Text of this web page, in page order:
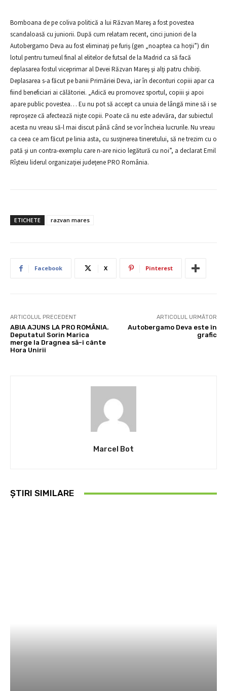
Bomboana de pe coliva politică a lui Răzvan Mareş a fost povestea
scandaloasă cu juniorii. După cum relatam recent, cinci juniori de la
Autobergamo Deva au fost eliminaţi pe furiş (gen „noaptea ca hoţii”) din
lotul pentru turneul final al elitelor de futsal de la Madrid ca să facă
deplasarea fostul viceprimar al Devei Răzvan Mareş şi alţi patru chibiţi.
Deplasarea s-a făcut pe banii Primăriei Deva, iar în deconturi copiii apar ca
fiind beneficiari ai călătoriei. „Adică eu promovez sportul, copiii şi apoi
apare public povestea… Eu nu pot să accept ca unuia de lângă mine să i se
reproşeze că afectează nişte copii. Poate că nu este adevăra, dar subiectul
acesta nu vreau să-l mai discut până când se vor încheia lucrurile. Nu vreau
ca ceea ce am făcut pe linia asta, cu susţinerea tineretului, să ne trezim cu o
pată şi un contra-exemplu care n-are nicio legătură cu noi”, a declarat Emil
Rîşteiu liderul organizaţiei judeţene PRO România.
ETICHETE razvan mares
Facebook X Pinterest
ARTICOLUL PRECEDENT
ABIA AJUNS LA PRO ROMÂNIA.
Deputatul Sorin Marica
merge la Dragnea să-i cânte
Hora Unirii
ARTICOLUL URMĂTOR
Autobergamo Deva este în
grafic
Marcel Bot
ȘTIRI SIMILARE